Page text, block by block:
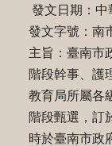
發文日期：中
發文字號：南
主旨：臺南市
階段幹事、護
教育局所屬各
階段甄選，訂
時於臺南市政